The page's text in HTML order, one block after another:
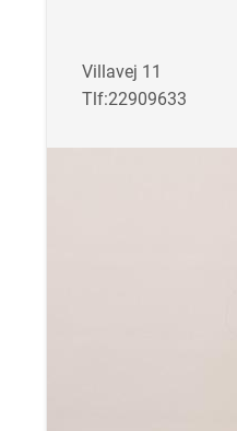
Villavej 11
Tlf:22909633